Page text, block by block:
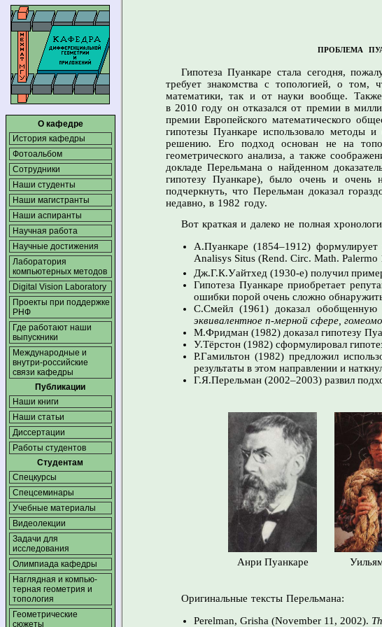
О кафедре
История кафедры
Фотоальбом
Сотрудники
Наши студенты
Наши магистранты
Наши аспиранты
Научная работа
Научные достижения
Лаборатория
компьютерных методов
Digital Vision Laboratory
Проекты при поддержке
РНФ
Где работают наши
выпускники
Международные и
внутри-российские
связи кафедры
Публикации
Наши книги
Наши статьи
Диссертации
Работы студентов
Студентам
Спецкурсы
Спецсеминары
Учебные материалы
Видеолекции
Задачи для
исследования
Олимпиада кафедры
Наглядная и компью­
терная геометрия и
топология
Геометрические
сюжеты
проблема
Гипотеза Пуанкаре стала сегодня,
требует знакомства с топологией,о том,
математики, так и от науки вообще.
в 2010 году он отказался от премиив
премии Европейского математического
гипотезы Пуанкаре использовало методы
решению. Его подход основан не на
геометрического анализа, а также
докладе Перельмана о найденном
гипотезу Пуанкаре), было очень и очень
подчеркнуть, что Перельман доказал
недавно, в 1982 году.
Вот краткая и далеко не полная
А.Пуанкаре (1854–1912) формулирует
Analisys Situs (Rend. Circ. Math.
Дж.Г.К.Уайтхед (1930-е) получил
Гипотеза Пуанкаре приобретает
ошибки порой очень сложно
С.Смейл (1961) доказал обобщенную
эквивалентное n-мернойсфере,
М.Фридман (1982) доказал гипотезу
У.Тёрстон (1982) сформулировал
Р.Гамильтон (1982) предложил
результаты в этом направлении и
Г.Я.Перельман (2002–2003) развил
Анри Пуанкаре
Оригинальные тексты Перельмана:
Perelman, Grisha (November 11, 2002).